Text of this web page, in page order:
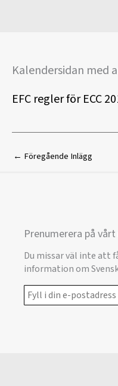
Kalendersidan med
EFC regler för ECC
← Föregående Inlägg
Prenumerera på
Du missar väl inte att
information om